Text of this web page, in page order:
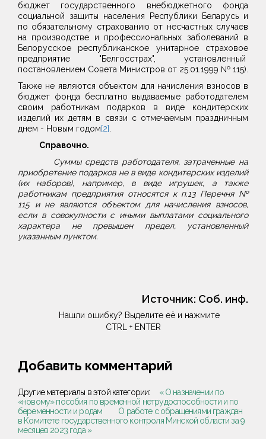
бюджет государственного внебюджетного фонда
социальной защиты населения Республики Беларусь и
по обязательному страхованию от несчастных случаев
на производстве и профессиональных заболеваний в
Белорусское республиканское унитарное страховое
предприятие "Белгосстрах", установленный
постановлением Совета Министров от 25.01.1999 № 115).
Также не являются объектом для начисления взносов в
бюджет фонда бесплатно выдаваемые работодателем
своим работникам подарков в виде кондитерских
изделий их детям в связи с отмечаемым праздничным
днем - Новым годом[2]
Справочно.
Суммы средств работодателя, затраченные на
приобретение подарков не в виде кондитерских изделий
(их наборов), например, в виде игрушек, а также
работникам предприятия относятся к п.13 Перечня №
115 и не являются объектом для начисления взносов,
если в совокупности с иными выплатами социального
характера не превышен предел, установленный
указанным пунктом.
Источник: Соб. инф.
Нашли ошибку? Выделите её и нажмите
CTRL + ENTER
Добавить комментарий
Другие материалы в этой категории:
« О назначении по
«новому» пособия по временной нетрудоспособности и по
беременности и родам
О работе с обращениями граждан
в Комитете государственного контроля Минской области за 9
месяцев 2023 года »